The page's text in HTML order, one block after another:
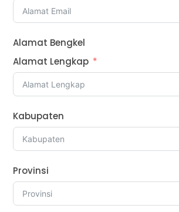
Alamat Bengkel
Alamat Lengkap
Kabupaten
Provinsi